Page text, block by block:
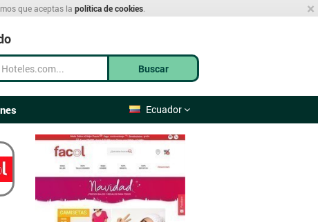
×
que aceptas la política de cookies
Buscar
Ecuador